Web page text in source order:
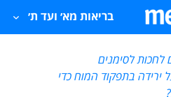
בריאות מא׳ ועד ת׳
לחכות לסימנים
ירידה בתפקוד המוח כדי